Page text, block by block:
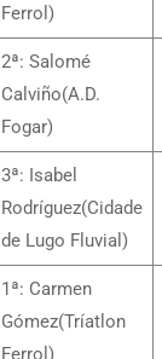
Ferrol)
2ª: Salomé
Calviño(A.D.
Fogar)
3ª: Isabel
Rodríguez(Cidade
de Lugo Fluvial)
1ª: Carmen
Gómez(Tríatlon
Ferrol)